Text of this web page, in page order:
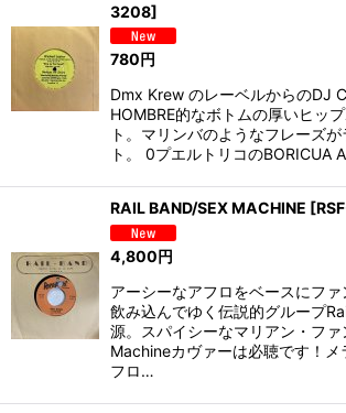
3208]
780円
Dmx Krew のレーベルからのDJ
HOMBRE的なボトムの厚いヒッ
ト。マリンバのようなフレーズ
ト。 0プエルトリコのBORICUA
RAIL BAND/SEX MACHINE [
4,800円
アーシーなアフロをベースにフ
飲み込んでゆく伝説的グループ
源。スパイシーなマリアン・フ
Machineカヴァーは必聴です！メ
フロ…